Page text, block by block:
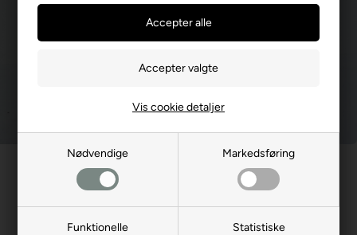
Nødvendige Markedsføring
Funktionelle Statistiske
Vis cookie detaljer
Reservedele»
Gearwire Sram 1,1 x 2,30 mm
ZC-012393